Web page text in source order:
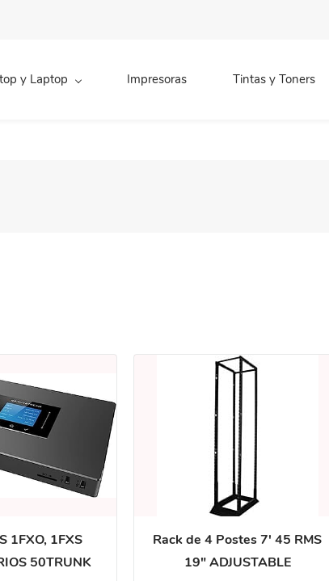
y Laptop Impresoras Tintas y Toners
1FXO, 1FXS
50TRUNK
Rack de 4 Postes 7' 45 RMS
19" ADJUSTABLE